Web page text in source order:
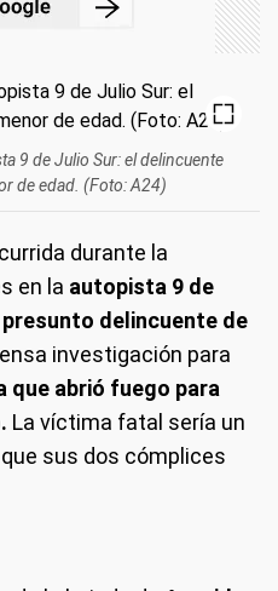
9 de Julio Sur: el delincuente
de edad. (Foto: A24)
durante la
en la autopista 9 de
delincuente de
investigación para
abrió fuego para
La víctima fatal sería un
sus dos cómplices